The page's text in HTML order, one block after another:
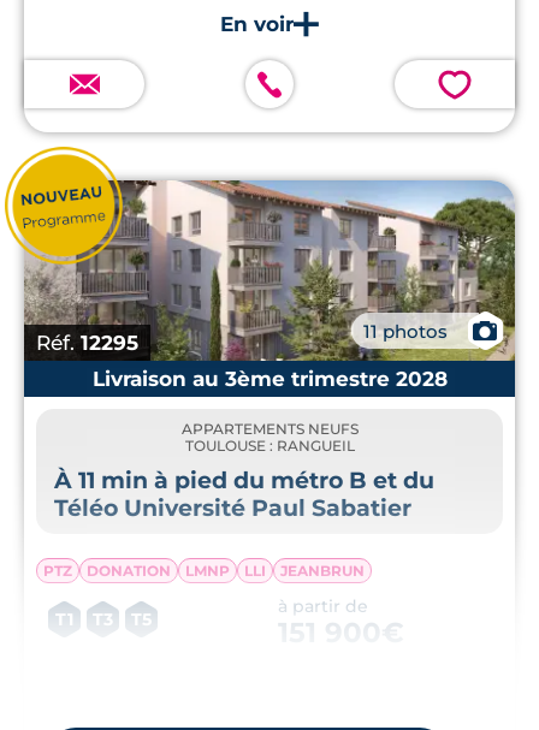
💗
Réf. 12295 11 photos
📷
Livraison au 3ème trimestre 2028
APPARTEMENTS NEUFS
TOULOUSE : RANGUEIL
À 11 min à pied du métro B et du
Téléo Université Paul Sabatier
PTZ DONATION LMNP LLI JEANBRUN
T1 T3 T5
à partir de
151 900€